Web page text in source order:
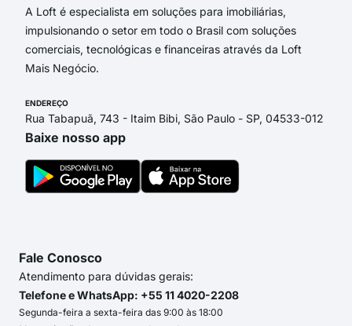
A Loft é especialista em soluções para imobiliárias,
impulsionando o setor em todo o Brasil com soluções
comerciais, tecnológicas e financeiras através da Loft
Mais Negócio.
ENDEREÇO
Rua Tabapuã, 743 - Itaim Bibi, São Paulo - SP, 04533-012
Baixe nosso app
Fale Conosco
Atendimento para dúvidas gerais:
Telefone e WhatsApp: +55 11 4020-2208
Segunda-feira a sexta-feira das 9:00 às 18:00